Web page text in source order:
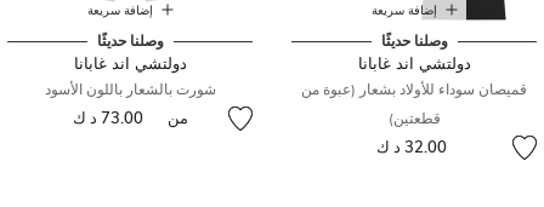
إضافة سريعة
وصلنا حديثًا
دولتشي اند غابانا
قميصان سوداء للأولاد بشعار (عبوة من
قطعتين)
32.00 د ك
إضافة سريعة
وصلنا حديثًا
دولتشي اند غابانا
شورت بالشعار باللون الأسود
من 73.00 د ك